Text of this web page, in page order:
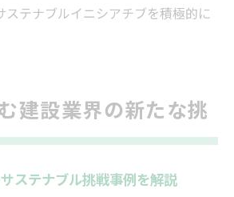
ステナブルイニシアチブを積極的に
建設業界の新たな挑
ステナブル挑戦事例を解説